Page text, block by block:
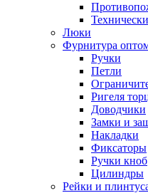
Люки
Фурнитура
Ручки
Петли
Ригеля
Доводчики
Замки и
Накладки
Фиксаторы
Ручки кноб
Цилиндры
Рейки и